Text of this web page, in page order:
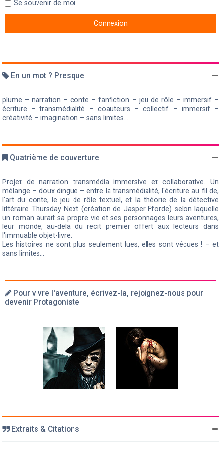
Se souvenir de moi
En un mot ? Presque
plume – narration – conte – fanfiction – jeu de rôle – immersif –
écriture – transmédialité – coauteurs – collectif – immersif –
créativité – imagination – sans limites...
Quatrième de couverture
Projet de narration transmédia immersive et collaborative. Un
mélange – doux dingue – entre la transmédialité, l'écriture au fil de,
l'art du conte, le jeu de rôle textuel, et la théorie de la détective
littéraire Thursday Next (création de Jasper Fforde) selon laquelle
un roman aurait sa propre vie et ses personnages leurs aventures,
leur monde, au-delà du récit premier offert aux lecteurs dans
l'immuable objet-livre.
Les histoires ne sont plus seulement lues, elles sont vécues ! – et
sans limites...
Pour vivre l'aventure, écrivez-la, rejoignez-nous pour
devenir Protagoniste
Extraits & Citations